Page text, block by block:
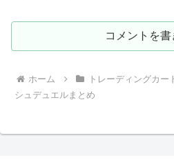
コメントを書
ホーム トレーディングカー
シュデュエルまとめ